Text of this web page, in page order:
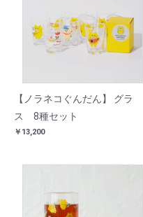
【ノラネコぐんだん】 グラ
ス 8種セット
￥13,200